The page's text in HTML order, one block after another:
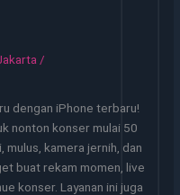
/
dengan iPhone terbaru!
nonton konser mulai 50
mulus, kamera jernih, dan
buat rekam momen, live
konser. Layanan ini juga